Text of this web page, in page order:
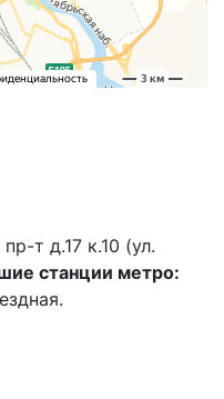
т д.17 к.10 (ул.
станции метро: